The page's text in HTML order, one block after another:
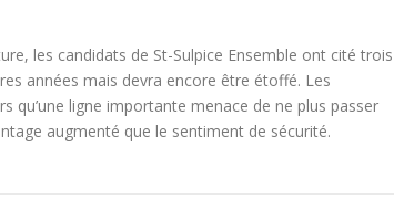
les candidats de St-Sulpice Ensemble ont cité trois
années mais devra encore être étoffé. Les
qu’une ligne importante menace de ne plus passer
augmenté que le sentiment de sécurité.